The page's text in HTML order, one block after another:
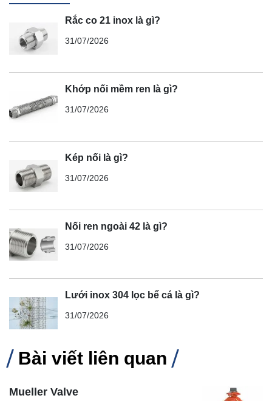
Rắc co 21 inox là gì?
31/07/2026
Khớp nối mềm ren là gì?
31/07/2026
Kép nối là gì?
31/07/2026
Nối ren ngoài 42 là gì?
31/07/2026
Lưới inox 304 lọc bể cá là gì?
31/07/2026
Bài viết liên quan
Mueller Valve